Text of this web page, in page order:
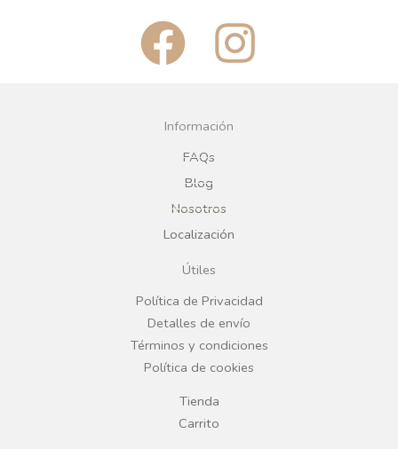
F
a
c
e
b
o
o
k
I
n
g
r
a
Información
FAQs
Blog
Nosotros
Localización
Útiles
Política de Privacidad
Detalles de envío
Términos y condiciones
Política de cookies
Tienda
Carrito